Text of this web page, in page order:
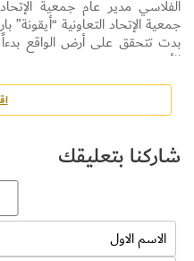
الفلاسي مدير عام جمعية
جمعية الإتحاد التعاونية “أيقونة”
بدت تتحقق على أرض الواقع بدءاً
الأخرى.
فالإنجازات العظيمة تنسب
له.
شاركنا بتعليقك